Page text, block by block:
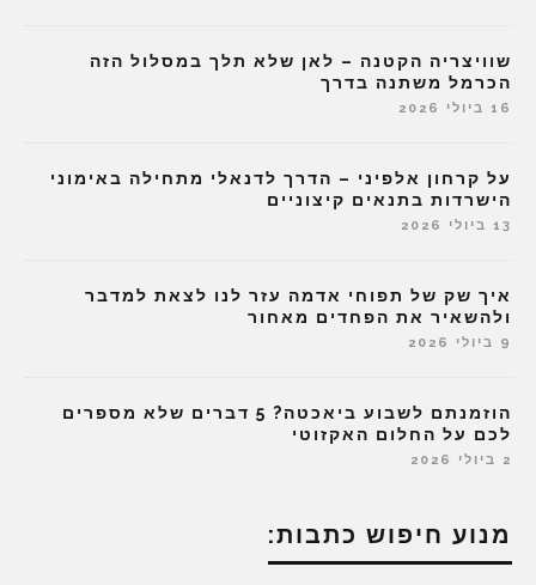
שוויצריה הקטנה – לאן שלא תלך במסלול הזה
הכרמל משתנה בדרך
16 ביולי 2026
על קרחון אלפיני – הדרך לדנאלי מתחילה באימוני
הישרדות בתנאים קיצוניים
13 ביולי 2026
איך שק של תפוחי אדמה עזר לנו לצאת למדבר
ולהשאיר את הפחדים מאחור
9 ביולי 2026
הוזמנתם לשבוע ביאכטה? 5 דברים שלא מספרים
לכם על החלום האקזוטי
2 ביולי 2026
מנוע חיפוש כתבות: